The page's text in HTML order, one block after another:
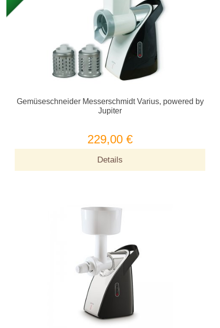
Gemüseschneider Messerschmidt Varius, powered by
Jupiter
229,00 €
Details